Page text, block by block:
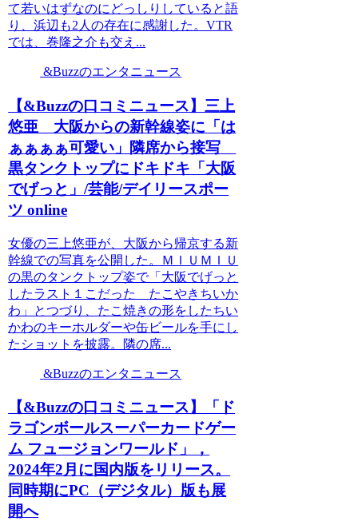
て若いはずなのにどっしりしていると語
り、浜辺も2人の存在に感謝した。VTR
では、巻隆之介も交え...
&Buzzのエンタニュース
【&Buzzの口コミニュース】三上
悠亜 大阪からの新幹線姿に「は
ぁぁぁぁ可愛い」隣席から接写
黒タンクトップにドキドキ「大阪
でげっと」/芸能/デイリースポー
ツ online
女優の三上悠亜が、大阪から帰京する新
幹線での写真を公開した。ＭＩＵＭＩＵ
の黒のタンクトップ姿で「大阪でげっと
したラスト１こだった たこやきちいか
わ」とつづり、たこ焼きの形をしたちい
かわのキーホルダーや缶ビールを手にし
たショットを披露。隣の席...
&Buzzのエンタニュース
【&Buzzの口コミニュース】「ド
ラゴンボールスーパーカードゲー
ム フュージョンワールド」，
2024年2月に国内版をリリース。
同時期にPC（デジタル）版も展
開へ